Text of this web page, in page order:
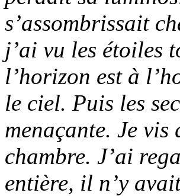
s’assombrissait
j’ai vu les étoiles
l’horizon est à
le ciel. Puis les
menaçante. Je
chambre. J’ai
entière, il n’y